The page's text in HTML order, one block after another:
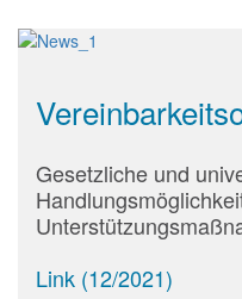
Gesetzliche und
Link (12/2021)